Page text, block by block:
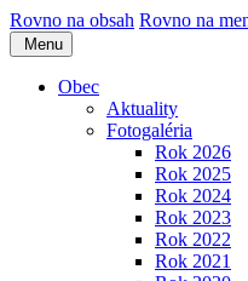
Rovno na obsah Rovno na
Menu
Obec
Aktuality
Fotogaléria
Rok 2026
Rok 2025
Rok 2024
Rok 2023
Rok 2022
Rok 2021